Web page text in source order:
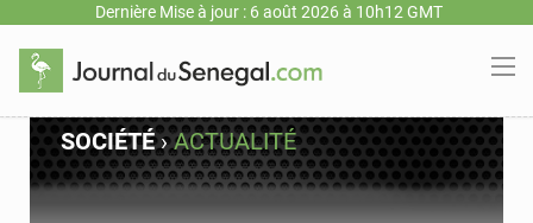
Dernière Mise à jour : 6 août 2026 à 10h12 GMT
SOCIÉTÉ›ACTUALITÉ